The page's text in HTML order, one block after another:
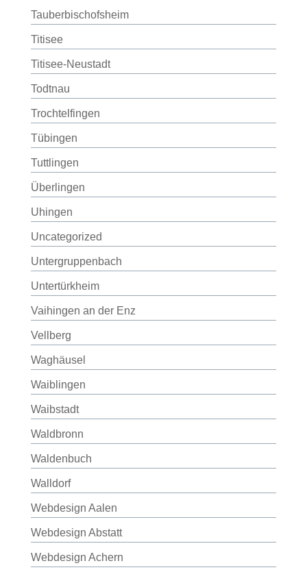
Tauberbischofsheim
Titisee
Titisee-Neustadt
Todtnau
Trochtelfingen
Tübingen
Tuttlingen
Überlingen
Uhingen
Uncategorized
Untergruppenbach
Untertürkheim
Vaihingen an der Enz
Vellberg
Waghäusel
Waiblingen
Waibstadt
Waldbronn
Waldenbuch
Walldorf
Webdesign Aalen
Webdesign Abstatt
Webdesign Achern